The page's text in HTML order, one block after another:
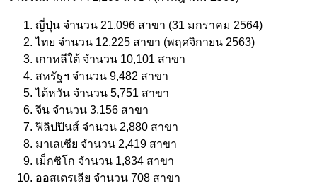
ญี่ปุ่น จำนวน 21,096 สาขา (31 มกราคม 2564)
ไทย จำนวน 12,225 สาขา (พฤศจิกายน 2563)
เกาหลีใต้ จำนวน 10,101 สาขา
สหรัฐฯ จำนวน 9,482 สาขา
ไต้หวัน จำนวน 5,751 สาขา
จีน จำนวน 3,156 สาขา
ฟิลิปปินส์ จำนวน 2,880 สาขา
มาเลเซีย จำนวน 2,419 สาขา
เม็กซิโก จำนวน 1,834 สาขา
ออสเตรเลีย จำนวน 708 สาขา